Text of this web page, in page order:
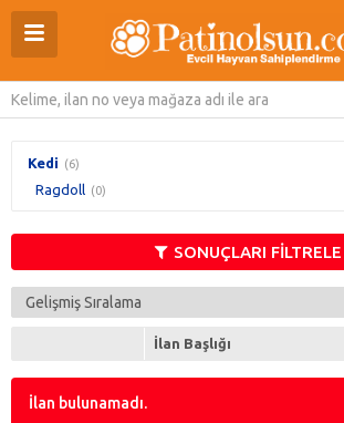
Kedi (6)
Ragdoll (0)
SONUÇLARI FİLTRELE
İlan Başlığı
İlan bulunamadı.